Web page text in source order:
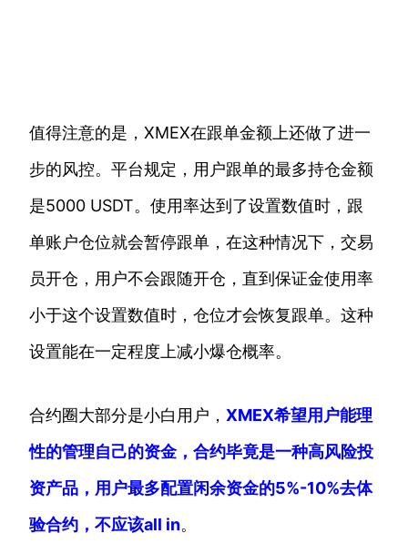
值得注意的是，XMEX在跟单金额上还做了进一
步的风控。平台规定，用户跟单的最多持仓金额
是5000 USDT。使用率达到了设置数值时，跟
单账户仓位就会暂停跟单，在这种情况下，交易
员开仓，用户不会跟随开仓，直到保证金使用率
小于这个设置数值时，仓位才会恢复跟单。这种
设置能在一定程度上减小爆仓概率。
合约圈大部分是小白用户， XMEX希望用户能理
性的管理自己的资金，合约毕竟是一种高风险投
资产品，用户最多配置闲余资金的5%-10%去体
验合约，不应该all in。